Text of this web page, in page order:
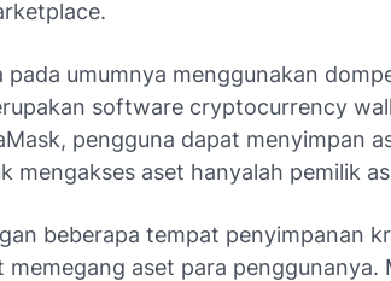
pada umumnya menggunakan
software cryptocurrency
pengguna dapat menyimpan
mengakses aset hanyalah pemilik
beberapa tempat penyimpanan
memegang aset para penggunanya.